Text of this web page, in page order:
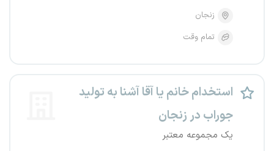
زنجان
تمام وقت
استخدام خانم یا آقا آشنا به تولید
جوراب در زنجان
یک مجموعه معتبر